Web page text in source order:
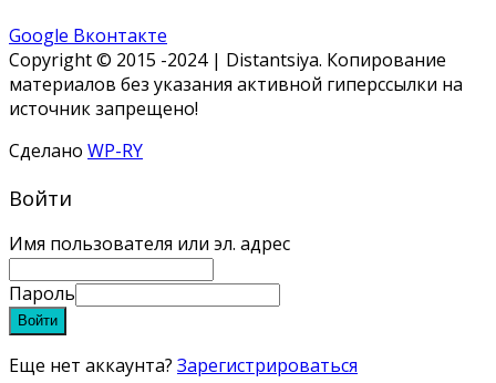
Google Вконтакте
Copyright © 2015 -2024 | Distantsiya. Копирование
материалов без указания активной гиперссылки на
источник запрещено!
Сделано WP-RY
Войти
Имя пользователя или эл. адрес
Пароль
Войти
Еще нет аккаунта? Зарегистрироваться